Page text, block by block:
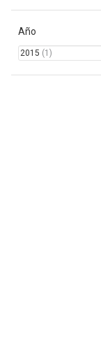
Año
2015 (1)